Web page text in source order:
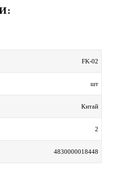
FK-02
шт
Китай
2
4830000018448